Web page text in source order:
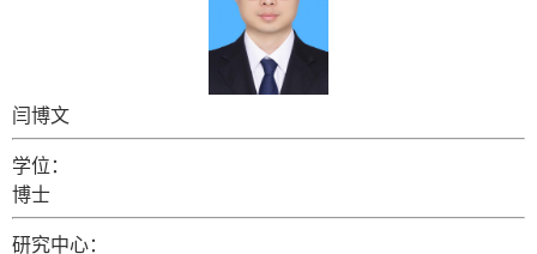
闫博文
学位：
博士
研究中心：